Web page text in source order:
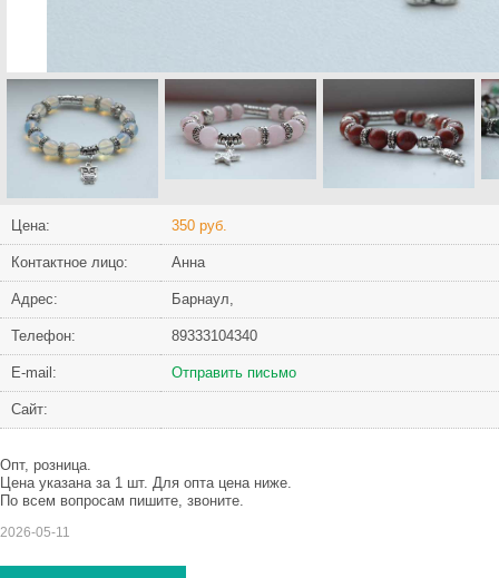
Цена: 350 руб.
Контактное лицо: Анна
Адрес: Барнаул,
Телефон: 89333104340
Е-mail: Отправить письмо
Сайт:
Опт, розница.
Цена указана за 1 шт. Для опта цена ниже.
По всем вопросам пишите, звоните.
2026-05-11